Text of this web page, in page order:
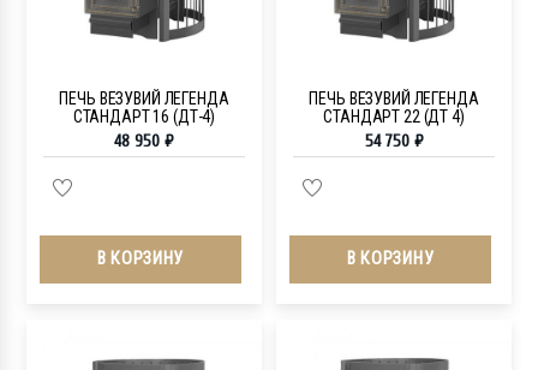
ПЕЧЬ ВЕЗУВИЙ ЛЕГЕНДА
СТАНДАРТ 16 (ДТ-4)
48 950 ₽
В КОРЗИНУ
ПЕЧЬ ВЕЗУВИЙ ЛЕГЕНДА
СТАНДАРТ 22 (ДТ 4)
54 750 ₽
В КОРЗИНУ